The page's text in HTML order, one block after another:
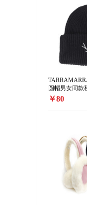
圆帽男女同款
搭加厚保暖 针
￥80